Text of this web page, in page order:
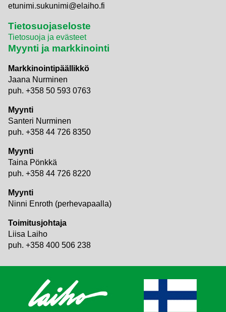
etunimi.sukunimi@elaiho.fi
Tietosuojaseloste
Tietosuoja ja evästeet
Myynti ja markkinointi
Markkinointipäällikkö
Jaana Nurminen
puh. +358 50 593 0763
Myynti
Santeri Nurminen
puh. +358 44 726 8350
Myynti
Taina Pönkkä
puh. +358 44 726 8220
Myynti
Ninni Enroth (perhevapaalla)
Toimitusjohtaja
Liisa Laiho
puh. +358 400 506 238